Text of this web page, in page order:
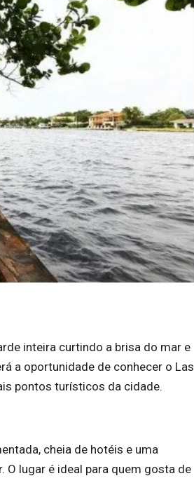
inteira curtindo a brisa do mar e
a oportunidade de conhecer o Las
pontos turísticos da cidade.
cheia de hotéis e uma
O lugar é ideal para quem gosta de